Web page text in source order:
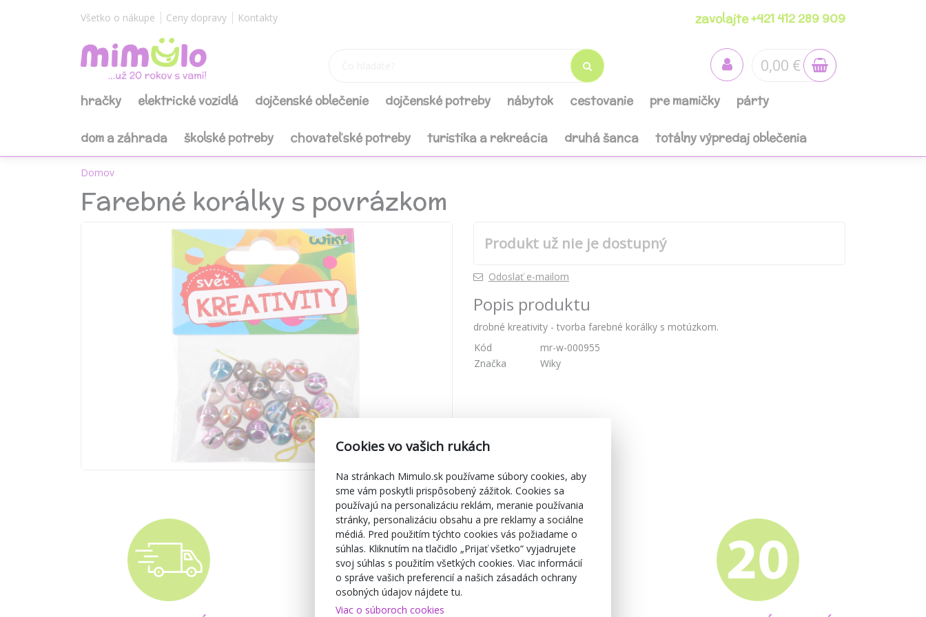
Všetko o nákupe Ceny dopravy Kontakty zavolajte +421 412 289 909
0,00 €
hračky elektrické vozidlá dojčenské oblečenie dojčenské potreby nábytok cestovanie pre mamičky párty
dom a záhrada školské potreby chovateľské potreby turistika a rekreácia druhá šanca totálny výpredaj oblečenia
Domov
Farebné korálky s povrázkom
Produkt už nie je dostupný
Odoslať e-mailom
Popis produktu
drobné kreativity - tvorba farebné korálky s motúzkom.
Kód
mr-w-000955
Značka
Wiky
Cookies vo vašich rukách
Na stránkach Mimulo.sk používame súbory cookies, aby
sme vám poskytli prispôsobený zážitok. Cookies sa
používajú na personalizáciu reklám, meranie používania
stránky, personalizáciu obsahu a pre reklamy a sociálne
médiá. Pred použitím týchto cookies vás požiadame o
súhlas. Kliknutím na tlačidlo „Prijať všetko“ vyjadrujete
svoj súhlas s použitím všetkých cookies. Viac informácií
o správe vašich preferencií a našich zásadách ochrany
osobných údajov nájdete tu.
Viac o súboroch cookies